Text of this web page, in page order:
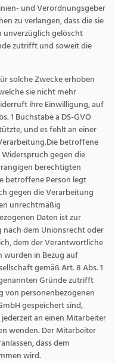
und Verordnungsgeber
zu verlangen, dass die sie
unverzüglich gelöscht
zutrifft und soweit die
solche Zwecke erhoben
sie nicht mehr
ihre Einwilligung, auf
1 Buchstabe a DS-GVO
und es fehlt an einer
betroffene
Widerspruch gegen die
berechtigten
betroffene Person legt
gegen die Verarbeitung
unrechtmäßig
Daten ist zur
dem Unionsrecht oder
dem der Verantwortliche
wurden in Bezug auf
gemäß Art. 8 Abs. 1
Gründe zutrifft
von personenbezogenen
gespeichert sind,
an einen Mitarbeiter
wenden. Der Mitarbeiter
dass dem
wird.